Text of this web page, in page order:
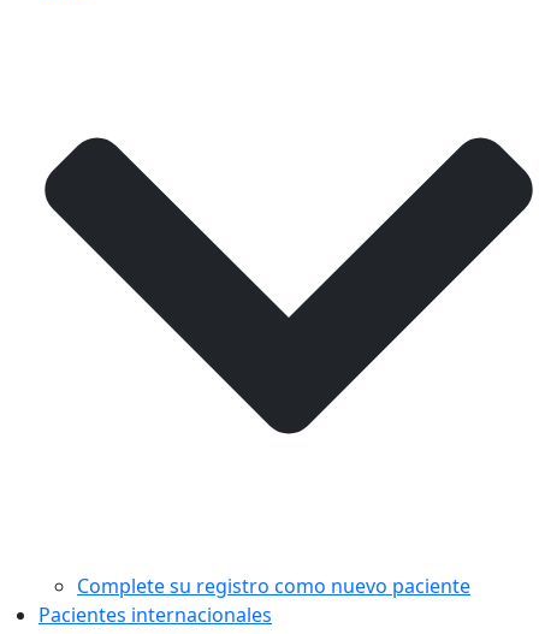
Complete su registro como nuevo paciente
Pacientes internacionales